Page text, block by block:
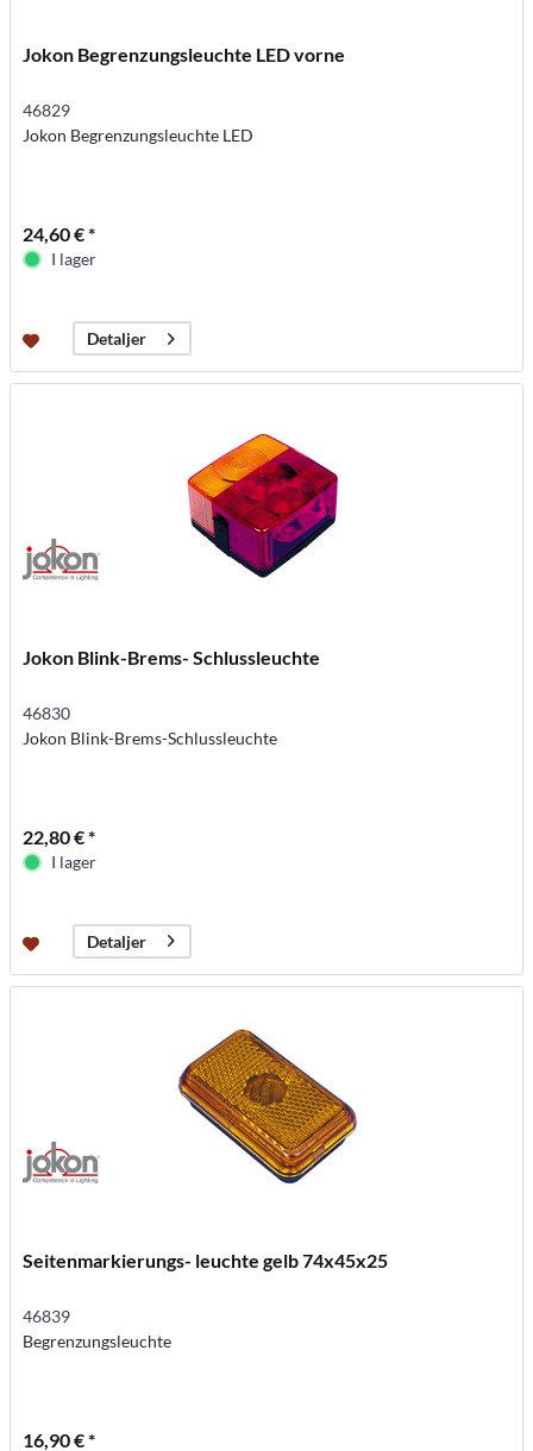
Jokon Begrenzungsleuchte LED vorne
46829
Jokon Begrenzungsleuchte LED
24,60 € *
I lager
Detaljer
Jokon Blink-Brems- Schlussleuchte
46830
Jokon Blink-Brems-Schlussleuchte
22,80 € *
I lager
Detaljer
Seitenmarkierungs- leuchte gelb 74x45x25
46839
Begrenzungsleuchte
16,90 € *